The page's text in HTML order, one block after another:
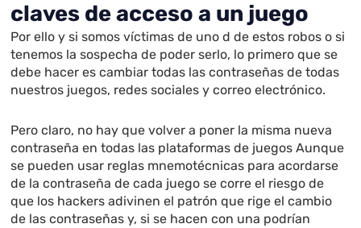
claves de acceso a un juego
Por ello y si somos víctimas de uno d de estos robos o si
tenemos la sospecha de poder serlo, lo primero que se
debe hacer es cambiar todas las contraseñas de todas
nuestros juegos, redes sociales y correo electrónico.
Pero claro, no hay que volver a poner la misma nueva
contraseña en todas las plataformas de juegos Aunque
se pueden usar reglas mnemotécnicas para acordarse
de la contraseña de cada juego se corre el riesgo de
que los hackers adivinen el patrón que rige el cambio
de las contraseñas y, si se hacen con una podrían